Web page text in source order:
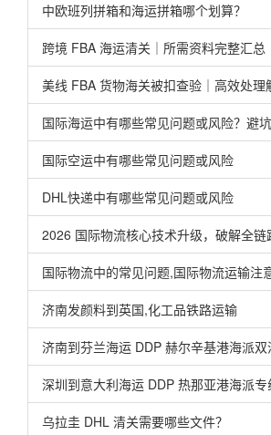
中欧班列拼箱和海运拼箱哪个划算？
跨境 FBA 海运清关｜所需资料完整汇总
美线 FBA 货物海关被扣查验｜高效处理
国际海运中有哪些常见问题或风险？避
国际空运中有哪些常见问题或风险
DHL快递中有哪些常见问题或风险
2026 国际物流核心技术升级，破解全链
国际物流中的常见问题,国际物流运输注
济南发颜料到英国,化工品铁路运输
济南到芬兰海运 DDP 赫尔辛基港海派
深圳到意大利海运 DDP 热那亚港海派
乌拉圭 DHL 清关需要哪些文件？